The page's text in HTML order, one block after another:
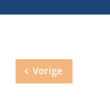
Vorige